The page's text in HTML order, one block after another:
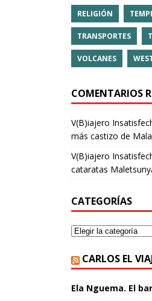
RELIGIÓN
TRANSPORTES
VOLCANES
COMENTARIOS
V(B)iajero
más castizo de
V(B)iajero
cataratas
CATEGORÍAS
CARLOS EL
Ela Nguema. El